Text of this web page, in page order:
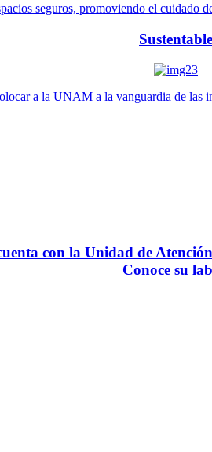
seguros, promoviendo el cuidado
Sustentable
a la UNAM a la vanguardia de las
con la Unidad de
Conoce su